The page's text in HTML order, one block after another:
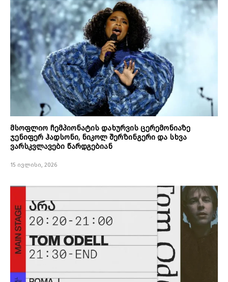
მსოფლიო ჩემპიონატის დახურვის ცერემონიაზე
ჯენიფერ ჰადსონი, ნიკოლ შერზინგერი და სხვა
ვარსკვლავები წარდგებიან
15 ივლისი, 2026